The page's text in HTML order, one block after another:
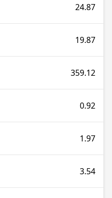
24.87
19.87
359.12
0.92
1.97
3.54